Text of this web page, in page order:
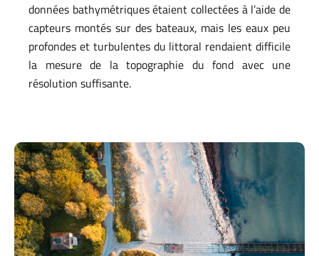
données bathymétriques étaient collectées à l’aide de
capteurs montés sur des bateaux, mais les eaux peu
profondes et turbulentes du littoral rendaient difficile
la mesure de la topographie du fond avec une
résolution suffisante.